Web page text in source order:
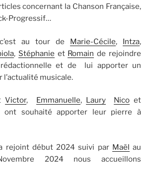
concernant la Chanson Française,
Progressif…
au tour de Marie-Cécile, Intza,
, Stéphanie et Romain de rejoindre
et de lui apporter un
l’actualité musicale.
Victor, Emmanuelle, Laury Nicoet
ont souhaité apporter leur pierre à
rejoint début 2024 suivi par Maël au
2024 nous accueillons